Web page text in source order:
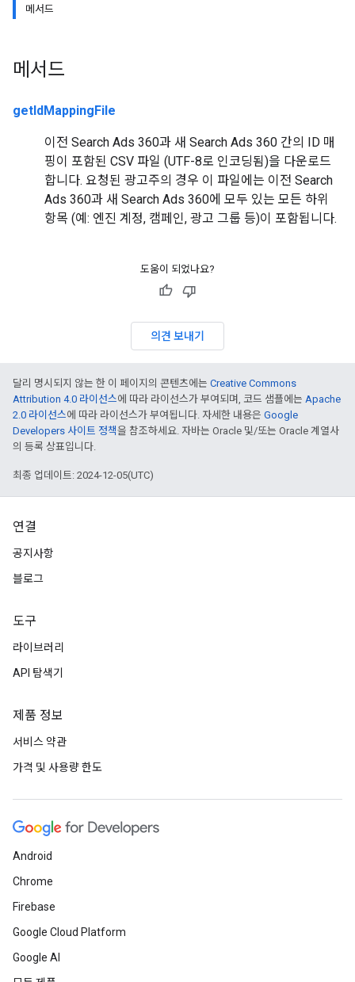
메서드
메서드
getIdMappingFile
이전 Search Ads 360과 새 Search Ads 360 간의 ID 매
핑이 포함된 CSV 파일 (UTF-8로 인코딩됨)을 다운로드
합니다. 요청된 광고주의 경우 이 파일에는 이전 Search
Ads 360과 새 Search Ads 360에 모두 있는 모든 하위
항목 (예: 엔진 계정, 캠페인, 광고 그룹 등)이 포함됩니다.
도움이 되었나요?
의견 보내기
달리 명시되지 않는 한 이 페이지의 콘텐츠에는 Creative Commons
Attribution 4.0 라이선스에 따라 라이선스가 부여되며, 코드 샘플에는 Apache
2.0 라이선스에 따라 라이선스가 부여됩니다. 자세한 내용은 Google
Developers 사이트 정책을 참조하세요. 자바는 Oracle 및/또는 Oracle 계열사
의 등록 상표입니다.
최종 업데이트: 2024-12-05(UTC)
연결
공지사항
블로그
도구
라이브러리
API 탐색기
제품 정보
서비스 약관
가격 및 사용량 한도
Android
Chrome
Firebase
Google Cloud Platform
Google AI